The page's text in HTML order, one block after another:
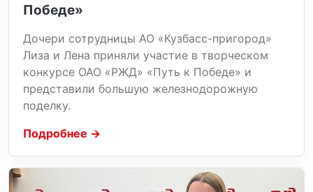
Победе»
Дочери сотрудницы АО «Кузбасс-пригород»
Лиза и Лена приняли участие в творческом
конкурсе ОАО «РЖД» «Путь к Победе» и
представили большую железнодорожную
поделку.
Подробнее →